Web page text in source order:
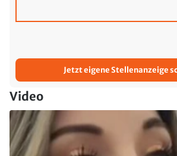
Jetzt eigene Stellenanzeige
Video